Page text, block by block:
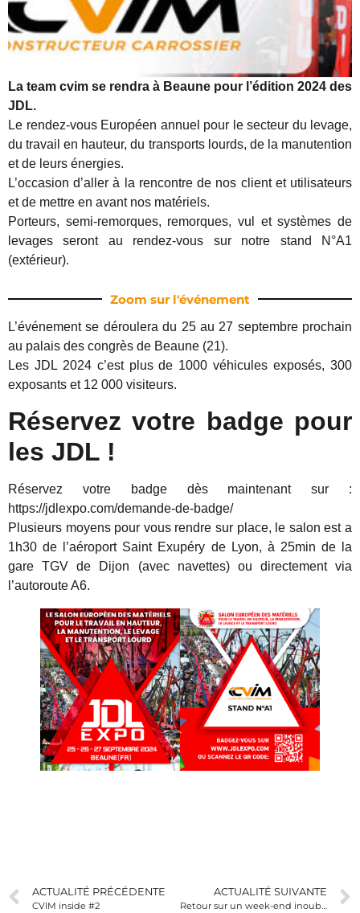
La team cvim se rendra à Beaune pour l’édition 2024 des
JDL.
Le rendez-vous Européen annuel pour le secteur du levage,
du travail en hauteur, du transports lourds, de la manutention
et de leurs énergies.
L’occasion d’aller à la rencontre de nos client et utilisateurs
et de mettre en avant nos matériels.
Porteurs, semi-remorques, remorques, vul et systèmes de
levages seront au rendez-vous sur notre stand N°A1
(extérieur).
Zoom sur l'événement
L’événement se déroulera du 25 au 27 septembre prochain
au palais des congrès de Beaune (21).
Les JDL 2024 c’est plus de 1000 véhicules exposés, 300
exposants et 12 000 visiteurs.
Réservez votre badge pour
les JDL !
Réservez votre badge dès maintenant sur :
https://jdlexpo.com/demande-de-badge/
Plusieurs moyens pour vous rendre sur place, le salon est a
1h30 de l’aéroport Saint Exupéry de Lyon, à 25min de la
gare TGV de Dijon (avec navettes) ou directement via
l’autoroute A6.
ACTUALITÉ PRÉCÉDENTE
CVIM inside #2
ACTUALITÉ SUIVANTE
Retour sur un week-end inoubliable aux Meules !